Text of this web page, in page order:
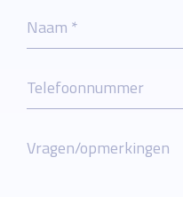
Naam *
Telefoonnummer
Vragen/opmerkingen